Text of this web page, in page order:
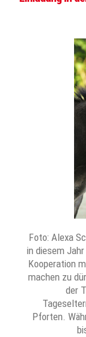
Foto: Alexa
in diesem
Kooperation
machen zu
der
Pforten.